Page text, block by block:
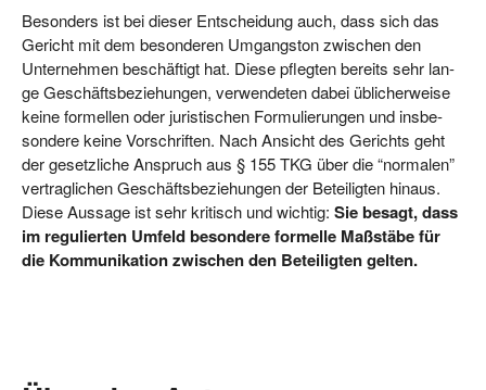
Beson­ders ist bei die­ser Ent­schei­dung auch, dass sich das
Gericht mit dem beson­de­ren Umgangs­ton zwi­schen den
Unter­neh­men beschäf­tigt hat. Die­se pfleg­ten bereits sehr lan­
ge Geschäfts­be­zie­hun­gen, ver­wen­de­ten dabei übli­cher­wei­se
kei­ne for­mel­len oder juris­ti­schen For­mu­lie­run­gen und ins­be­
son­de­re kei­ne Vor­schrif­ten. Nach Ansicht des Gerichts geht
der gesetz­li­che Anspruch aus § 155 TKG über die “nor­ma­len”
ver­trag­li­chen Geschäfts­be­zie­hun­gen der Betei­lig­ten hin­aus.
Die­se Aus­sa­ge ist sehr kri­tisch und wich­tig: Sie besagt, dass
im regu­lier­ten Umfeld beson­de­re for­mel­le Maß­stä­be für
die Kom­mu­ni­ka­ti­on zwi­schen den Betei­lig­ten gelten.